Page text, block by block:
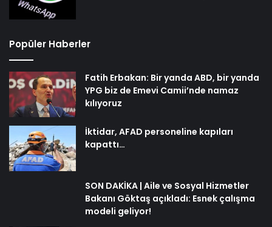
Popüler Haberler
Fatih Erbakan: Bir yanda ABD, bir yanda
YPG biz de Emevi Camii’nde namaz
kılıyoruz
İktidar, AFAD personeline kapıları
kapattı…
SON DAKİKA | Aile ve Sosyal Hizmetler
Bakanı Göktaş açıkladı: Esnek çalışma
modeli geliyor!